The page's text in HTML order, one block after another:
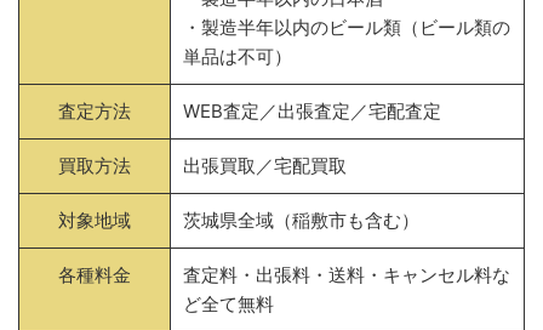
・製造半年以内のビール類（ビール類の
単品は不可）
査定方法 WEB査定／出張査定／宅配査定
買取方法 出張買取／宅配買取
対象地域 茨城県全域（稲敷市も含む）
各種料金
査定料・出張料・送料・キャンセル料な
ど全て無料